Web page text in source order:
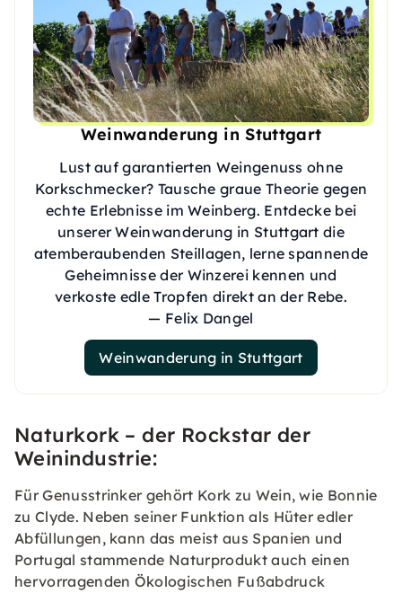
Weinwanderung in Stuttgart
Lust auf garantierten Weingenuss ohne
Korkschmecker? Tausche graue Theorie gegen
echte Erlebnisse im Weinberg. Entdecke bei
unserer Weinwanderung in Stuttgart die
atemberaubenden Steillagen, lerne spannende
Geheimnisse der Winzerei kennen und
verkoste edle Tropfen direkt an der Rebe.
— Felix Dangel
Weinwanderung in Stuttgart
Naturkork – der Rockstar der
Weinindustrie:
Für Genusstrinker gehört Kork zu Wein, wie Bonnie
zu Clyde. Neben seiner Funktion als Hüter edler
Abfüllungen, kann das meist aus Spanien und
Portugal stammende Naturprodukt auch einen
hervorragenden Ökologischen Fußabdruck